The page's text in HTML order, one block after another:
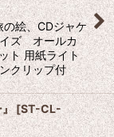
絵、CDジャケ
イズ オールカ
ト 用紙ライト
クリップ付
[ST-CL-